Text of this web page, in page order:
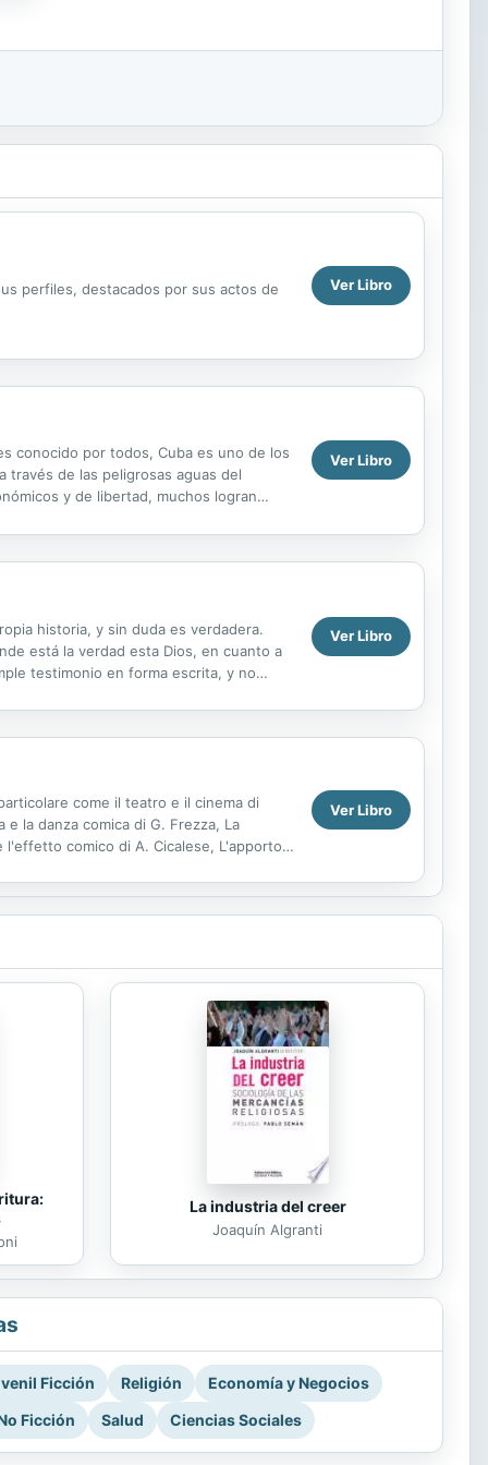
perfiles, destacados por sus actos de Ver Libro
conocido por todos, Cuba es uno de los
de las peligrosas aguas del
y de libertad, muchos logran
Ver Libro
historia, y sin duda es verdadera.
está la verdad esta Dios, en cuanto a
testimonio en forma escrita, y no
Ver Libro
come il teatro e il cinema di
la danza comica di G. Frezza, La
l'effetto comico di A. Cicalese, L'apporto
Ver Libro
La industria del creer
Joaquín Algranti
Ficción Religión
Economía y Negocios
Ficción
Salud Ciencias Sociales